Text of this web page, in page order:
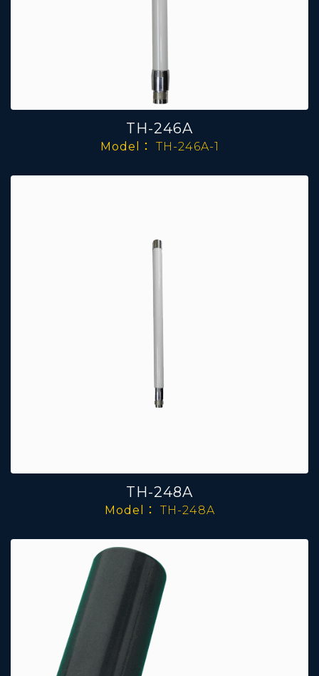
TH-246A
Model： TH-246A-1
TH-248A
Model： TH-248A